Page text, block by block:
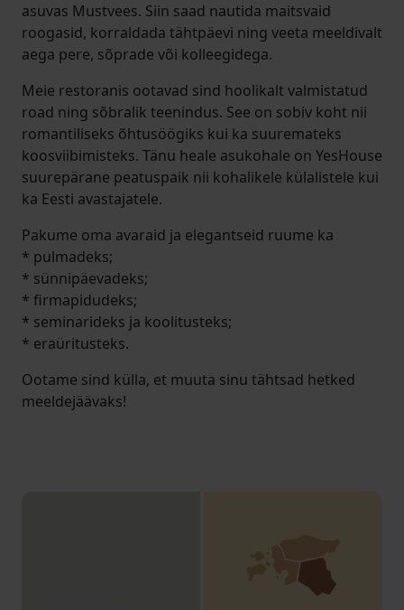
asuvas Mustvees. Siin saad nautida maitsvaid
roogasid, korraldada tähtpäevi ning veeta meeldivalt
aega pere, sõprade või kolleegidega.
Meie restoranis ootavad sind hoolikalt valmistatud
road ning sõbralik teenindus. See on sobiv koht nii
romantiliseks õhtusöögiks kui ka suuremateks
koosviibimisteks. Tänu heale asukohale on YesHouse
suurepärane peatuspaik nii kohalikele külalistele kui
ka Eesti avastajatele.
Pakume oma avaraid ja elegantseid ruume ka
* pulmadeks;
* sünnipäevadeks;
* firmapidudeks;
* seminarideks ja koolitusteks;
* eraüritusteks.
Ootame sind külla, et muuta sinu tähtsad hetked
meeldejäävaks!